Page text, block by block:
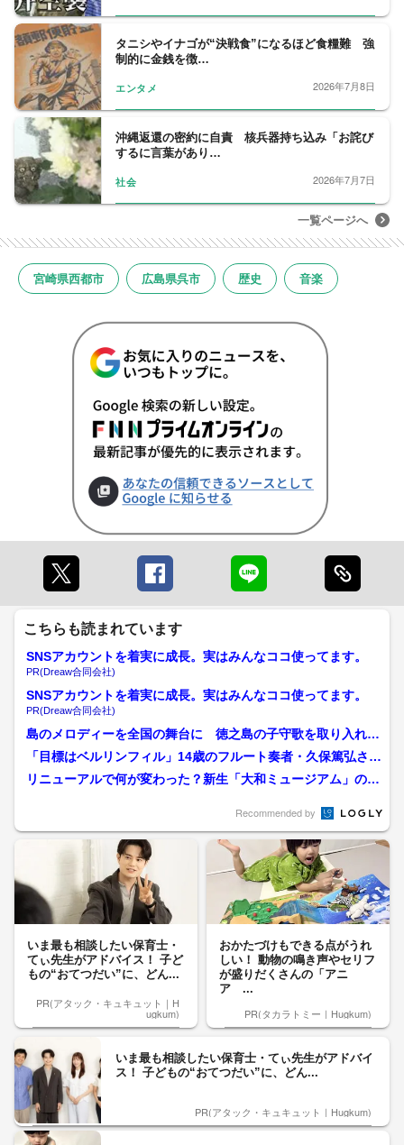
タニシやイナゴが“決戦食”になるほど食糧難 強
制的に金銭を徴…
エンタメ 2026年7月8日
沖縄返還の密約に自責 核兵器持ち込み「お詫び
するに言葉があり…
社会 2026年7月7日
一覧ページへ
宮崎県西都市 広島県呉市 歴史 音楽
こちらも読まれています
SNSアカウントを着実に成長。実はみんなココ使ってます。
PR(Dreaw合同会社)
SNSアカウントを着実に成長。実はみんなココ使ってます。
PR(Dreaw合同会社)
島のメロディーを全国の舞台に 徳之島の子守歌を取り入れた
亀津中3人組 努力と夕日...
「目標はベルリンフィル」14歳のフルート奏者・久保篤弘さん
が全国制覇 鹿屋から世...
リニューアルで何が変わった？新生「大和ミュージアム」の全
Recommended by
いま最も相談したい保育士・
てぃ先生がアドバイス！ 子ど
もの“おてつだい”に、どん...
PR(アタック・キュキュット｜H
ugkum)
おかたづけもできる点がうれ
しい！ 動物の鳴き声やセリフ
が盛りだくさんの「アニ
ア ...
PR(タカラトミー｜Hugkum)
いま最も相談したい保育士・てぃ先生がアドバイ
ス！ 子どもの“おてつだい”に、どん...
PR(アタック・キュキュット｜Hugkum)